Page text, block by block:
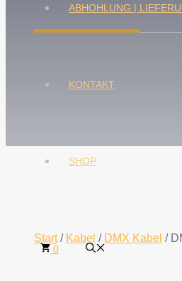
ABHOHLUNG |
KONTAKT
SHOP
0
Start/ Kabel / DMX Kabel /